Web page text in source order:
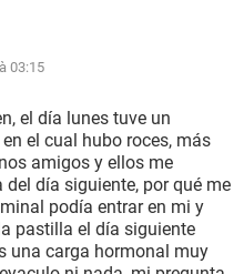
03:15
el día lunes tuve un
el cual hubo roces, más
amigos y ellos me
día siguiente, por qué me
podía entrar en mi y
pastilla el día siguiente
una carga hormonal muy